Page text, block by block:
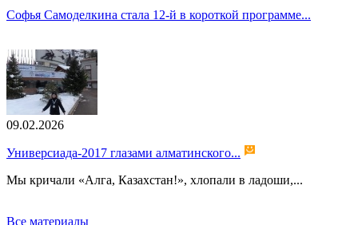
Софья Самоделкина стала 12-й в короткой программе...
09.02.2026
Универсиада-2017 глазами алматинского...
Мы кричали «Алга, Казахстан!», хлопали в ладоши,...
Все материалы